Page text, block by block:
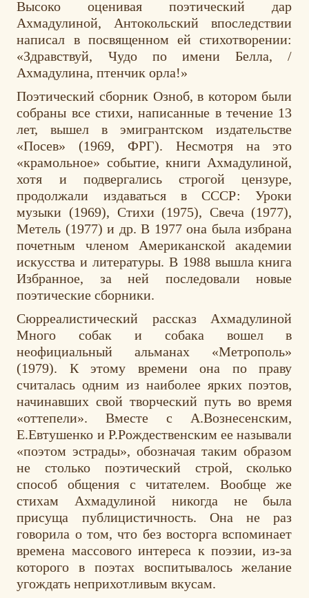
Высоко оценивая поэтический дар
Ахмадулиной, Антокольский впоследствии
написал в посвященном ей стихотворении:
«Здравствуй, Чудо по имени Белла, /
Ахмадулина, птенчик орла!»
Поэтический сборник Озноб, в котором были
собраны все стихи, написанные в течение 13
лет, вышел в эмигрантском издательстве
«Посев» (1969, ФРГ). Несмотря на это
«крамольное» событие, книги Ахмадулиной,
хотя и подвергались строгой цензуре,
продолжали издаваться в СССР: Уроки
музыки (1969), Стихи (1975), Свеча (1977),
Метель (1977) и др. В 1977 она была избрана
почетным членом Американской академии
искусства и литературы. В 1988 вышла книга
Избранное, за ней последовали новые
поэтические сборники.
Сюрреалистический рассказ Ахмадулиной
Много собак и собака вошел в
неофициальный альманах «Метрополь»
(1979). К этому времени она по праву
считалась одним из наиболее ярких поэтов,
начинавших свой творческий путь во время
«оттепели». Вместе с А.Вознесенским,
Е.Евтушенко и Р.Рождественским ее называли
«поэтом эстрады», обозначая таким образом
не столько поэтический строй, сколько
способ общения с читателем. Вообще же
стихам Ахмадулиной никогда не была
присуща публицистичность. Она не раз
говорила о том, что без восторга вспоминает
времена массового интереса к поэзии, из-за
которого в поэтах воспитывалось желание
угождать неприхотливым вкусам.